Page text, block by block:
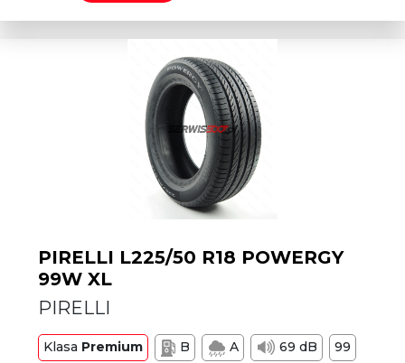
PIRELLI L225/50 R18 POWERGY
99W XL
PIRELLI
Klasa Premium B A 69 dB
99